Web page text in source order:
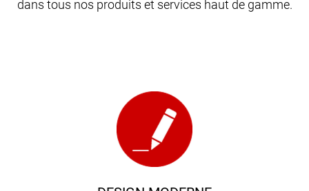
dans tous nos produits et services haut de gamme.